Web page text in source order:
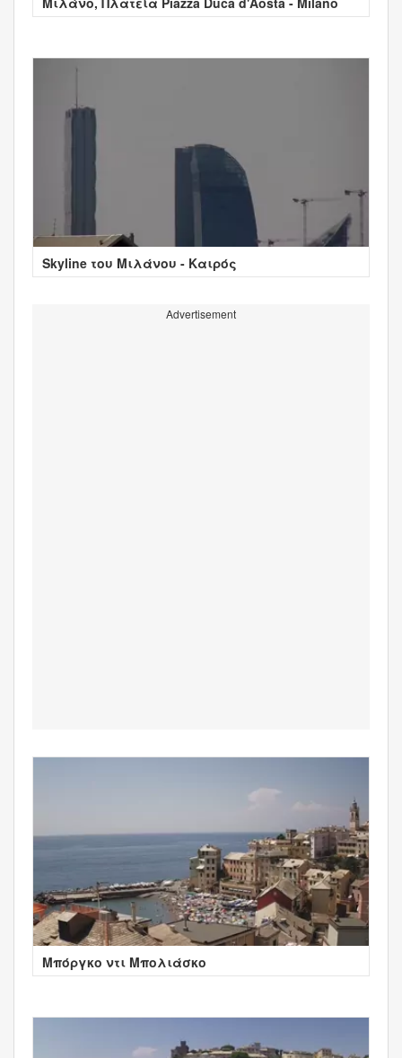
Skyline του Μιλάνου - Καιρός
Advertisement
Μπόργκο ντι Μπολιάσκο